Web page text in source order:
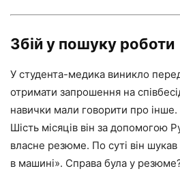
Збій у пошуку роботи
У студента-медика виникло
отримати запрошення на
навички мали говорити про інше.
Шість місяців він за допомогою
власне резюме. По суті він
в машині». Справа була у